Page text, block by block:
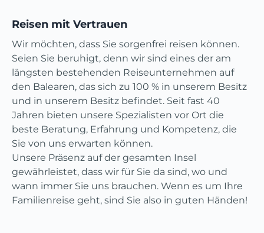
Reisen mit Vertrauen
Wir möchten, dass Sie sorgenfrei reisen können.
Seien Sie beruhigt, denn wir sind eines der am
längsten bestehenden Reiseunternehmen auf
den Balearen, das sich zu 100 % in unserem Besitz
und in unserem Besitz befindet. Seit fast 40
Jahren bieten unsere Spezialisten vor Ort die
beste Beratung, Erfahrung und Kompetenz, die
Sie von uns erwarten können.
Unsere Präsenz auf der gesamten Insel
gewährleistet, dass wir für Sie da sind, wo und
wann immer Sie uns brauchen. Wenn es um Ihre
Familienreise geht, sind Sie also in guten Händen!